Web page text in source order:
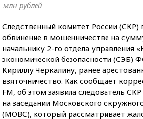
млн рублей
Следственный комитет России (СКР)
обвинение в мошенничестве на
начальнику 2-го отдела управления
экономической безопасности (СЭБ)
Кириллу Черкалину, ранее
взяточничество. Как сообщает
FM, об этом заявила следователь
на заседании Московского
(МОВС), который рассматривает